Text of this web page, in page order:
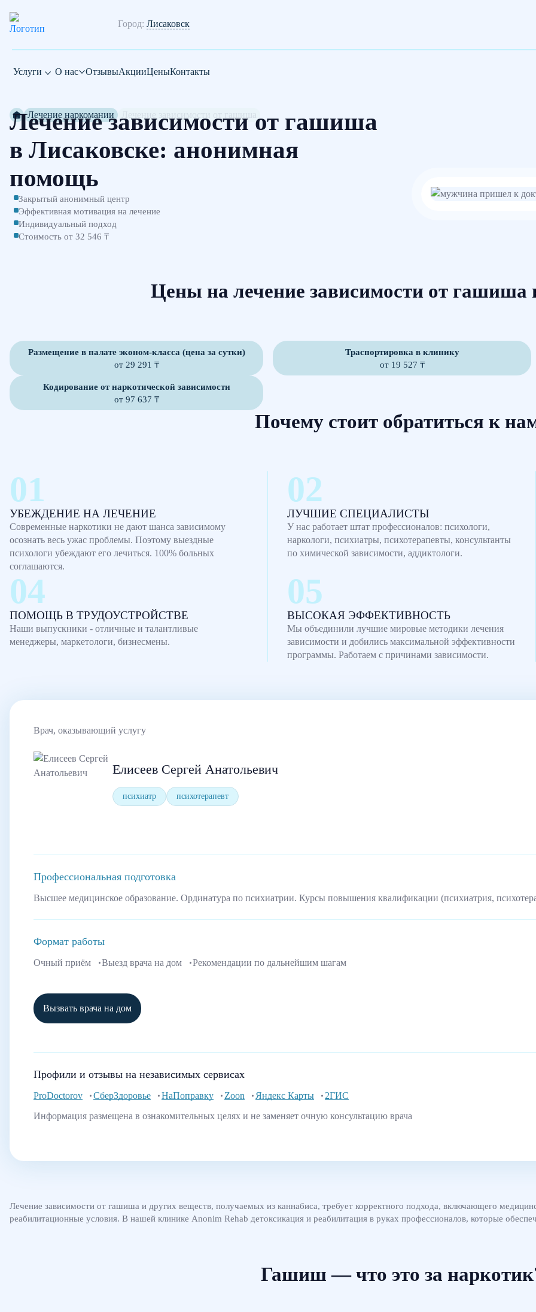
Город: Лисаковск
Услуги О нас ОтзывыАкцииЦеныКонтакты
Лечение наркомании
Лечение зависимости от гашиша
в Лисаковске: анонимная
помощь
Закрытый анонимный центр
Эффективная мотивация на лечение
Индивидуальный подход
Стоимость от 32 546 ₸
Цены на лечение зависимости от гашиша
Размещение в палате эконом-класса (цена за сутки)
от 29 291 ₸
Траспортировка в клинику
от 19 527 ₸
Кодирование от наркотической зависимости
от 97 637 ₸
Почему стоит обратиться к
УБЕЖДЕНИЕ НА ЛЕЧЕНИЕ
Современные наркотики не дают шанса зависимому
осознать весь ужас проблемы. Поэтому выездные
психологи убеждают его лечиться. 100% больных
соглашаются.
ЛУЧШИЕ СПЕЦИАЛИСТЫ
У нас работает штат профессионалов: психологи,
наркологи, психиатры, психотерапевты, консультанты
по химической зависимости, аддиктологи.
ПОМОЩЬ В ТРУДОУСТРОЙСТВЕ
Наши выпускники - отличные и талантливые
менеджеры, маркетологи, бизнесмены.
ВЫСОКАЯ ЭФФЕКТИВНОСТЬ
Мы объединили лучшие мировые методики лечения
зависимости и добились максимальной эффективности
программы. Работаем с причинами зависимости.
Врач, оказывающий услугу
Елисеев Сергей Анатольевич
психиатр психотерапевт
Профессиональная подготовка
Высшее медицинское образование. Ординатура по психиатрии. Курсы повышения квалификации (психиатрия,
Формат работы
Очный приём Выезд врача на дом Рекомендации по дальнейшим шагам
Вызвать врача на дом
Профили и отзывы на независимых сервисах
ProDoctorov СберЗдоровье НаПоправку Zoon Яндекс Карты
2ГИС
Информация размещена в ознакомительных целях и не заменяет очную консультацию врача
Лечение зависимости от гашиша и других веществ, получаемых из каннабиса, требует корректного подхода, включающего
реабилитационные условия. В нашей клинике Anonim Rehab детоксикация и реабилитация в руках профессионалов, которые
Гашиш — что это за